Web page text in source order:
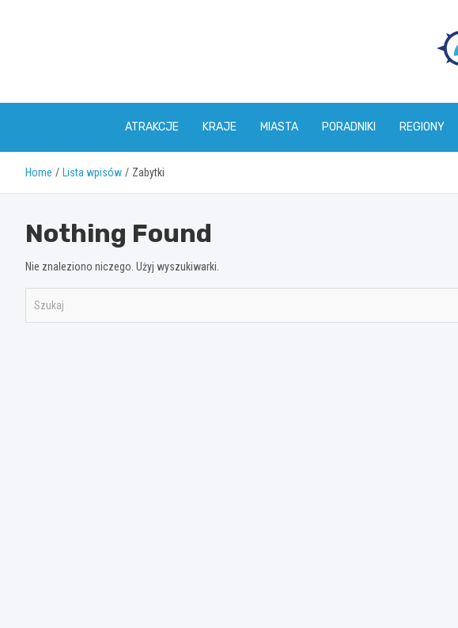
ATRAKCJE KRAJE MIASTA PORADNIKI REGIONY
Home Lista wpisów Zabytki
Nothing Found
Nie znaleziono niczego. Użyj wyszukiwarki.